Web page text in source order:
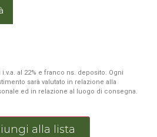
al 22% e franco ns. deposito. Ogni
sarà valutato in relazione alla
ed in relazione al luogo di consegna.
alla lista